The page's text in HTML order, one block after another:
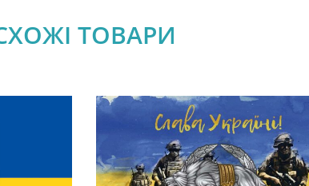
ТОВАРИ